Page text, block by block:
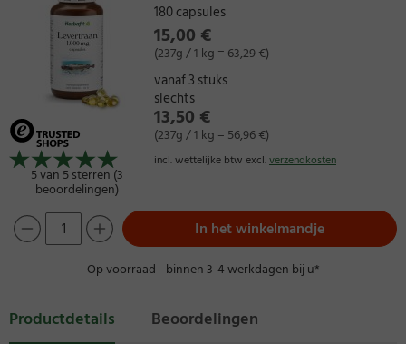
5 van 5 sterren (3
beoordelingen)
180 capsules
15,00 €
(237g / 1 kg = 63,29 €)
vanaf 3 stuks
slechts
13,50 €
(237g / 1 kg = 56,96 €)
incl. wettelijke btw excl.verzendkosten
In het winkelmandje
Op voorraad - binnen 3-4 werkdagen bij u*
Productdetails Beoordelingen